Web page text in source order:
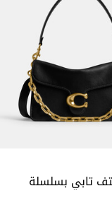
تابي بسلسلة